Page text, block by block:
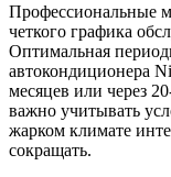
Профессиональные
четкого графика
Оптимальная
автокондиционера
месяцев или через
важно учитывать
жарком климате
сокращать.